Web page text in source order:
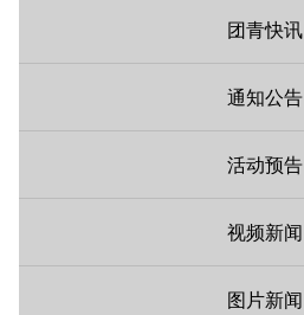
团青快讯
通知公告
活动预告
视频新闻
图片新闻